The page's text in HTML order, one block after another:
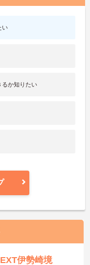
い
るか知りたい
伊勢崎境